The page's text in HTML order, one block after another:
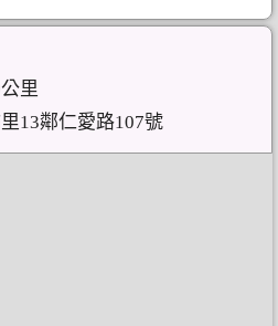
里
13鄰仁愛路107號